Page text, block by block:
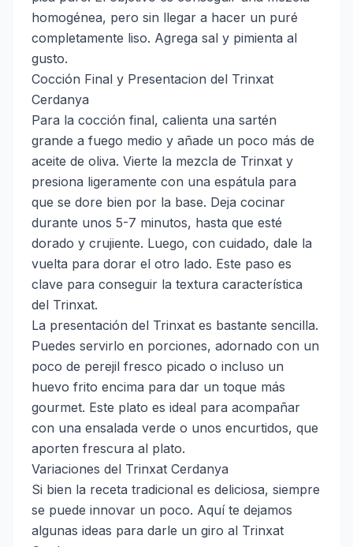
homogénea, pero sin llegar a hacer un puré
completamente liso. Agrega sal y pimienta al
gusto.
Cocción Final y Presentacion del Trinxat
Cerdanya
Para la cocción final, calienta una sartén
grande a fuego medio y añade un poco más de
aceite de oliva. Vierte la mezcla de Trinxat y
presiona ligeramente con una espátula para
que se dore bien por la base. Deja cocinar
durante unos 5-7 minutos, hasta que esté
dorado y crujiente. Luego, con cuidado, dale la
vuelta para dorar el otro lado. Este paso es
clave para conseguir la textura característica
del Trinxat.
La presentación del Trinxat es bastante sencilla.
Puedes servirlo en porciones, adornado con un
poco de perejil fresco picado o incluso un
huevo frito encima para dar un toque más
gourmet. Este plato es ideal para acompañar
con una ensalada verde o unos encurtidos, que
aporten frescura al plato.
Variaciones del Trinxat Cerdanya
Si bien la receta tradicional es deliciosa, siempre
se puede innovar un poco. Aquí te dejamos
algunas ideas para darle un giro al Trinxat